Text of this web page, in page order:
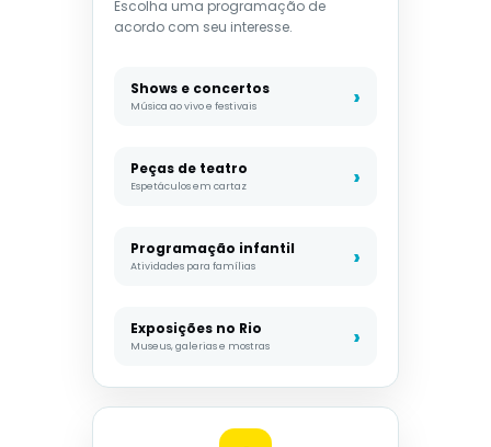
Escolha uma programação de
acordo com seu interesse.
Shows e concertos
Música ao vivo e festivais
Peças de teatro
Espetáculos em cartaz
Programação infantil
Atividades para famílias
Exposições no Rio
Museus, galerias e mostras